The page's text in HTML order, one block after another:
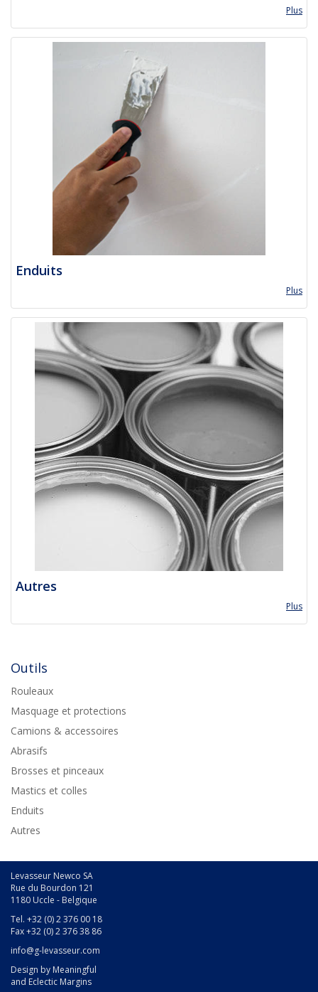
Plus
Enduits
Plus
Autres
Plus
Outils
Rouleaux
Masquage et protections
Camions & accessoires
Abrasifs
Brosses et pinceaux
Mastics et colles
Enduits
Autres
Levasseur Newco SA
Rue du Bourdon 121
1180 Uccle - Belgique
Tel. +32 (0) 2 376 00 18
Fax +32 (0) 2 376 38 86
info@g-levasseur.com
Design by Meaningful
and Eclectic Margins